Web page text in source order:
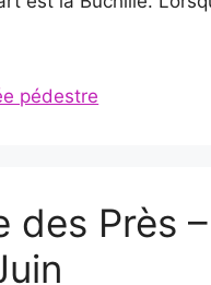
pédestre
des Près